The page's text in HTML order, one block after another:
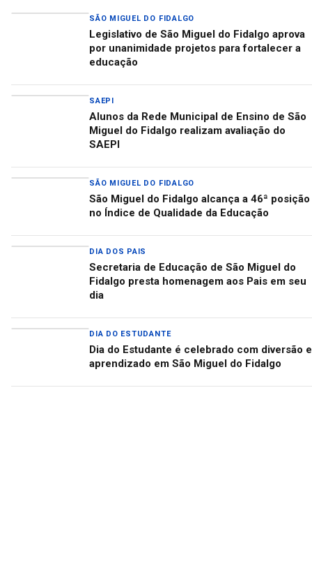
SÃO MIGUEL DO FIDALGO
Legislativo de São Miguel do Fidalgo aprova
por unanimidade projetos para fortalecer a
educação
SAEPI
Alunos da Rede Municipal de Ensino de São
Miguel do Fidalgo realizam avaliação do
SAEPI
SÃO MIGUEL DO FIDALGO
São Miguel do Fidalgo alcança a 46ª posição
no Índice de Qualidade da Educação
DIA DOS PAIS
Secretaria de Educação de São Miguel do
Fidalgo presta homenagem aos Pais em seu
dia
DIA DO ESTUDANTE
Dia do Estudante é celebrado com diversão e
aprendizado em São Miguel do Fidalgo